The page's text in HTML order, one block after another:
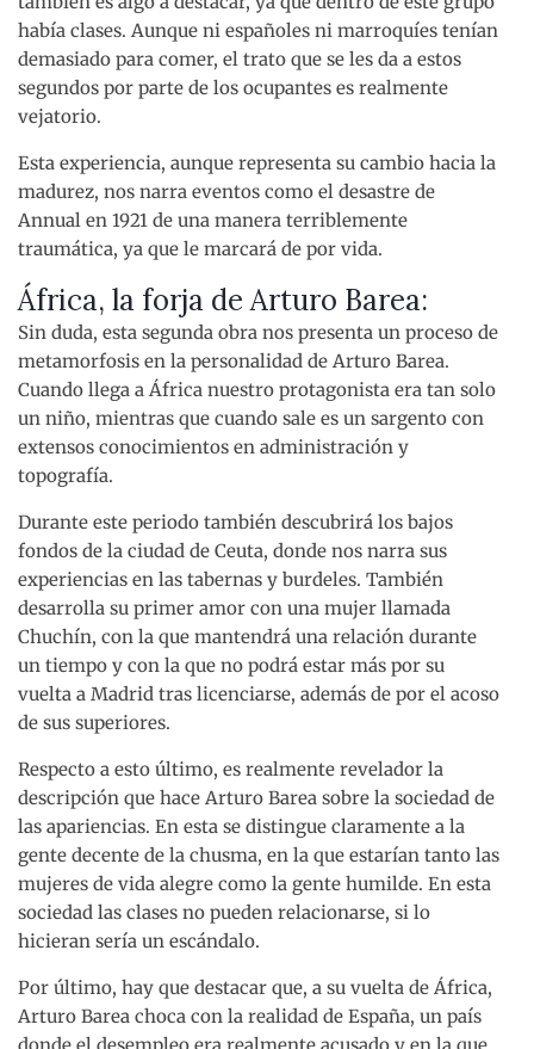
había clases. Aunque ni españoles ni marroquíes tenían
demasiado para comer, el trato que se les da a estos
segundos por parte de los ocupantes es realmente
vejatorio.
Esta experiencia, aunque representa su cambio hacia la
madurez, nos narra eventos como el desastre de
Annual en 1921 de una manera terriblemente
traumática, ya que le marcará de por vida.
África, la forja de Arturo Barea:
Sin duda, esta segunda obra nos presenta un proceso de
metamorfosis en la personalidad de Arturo Barea.
Cuando llega a África nuestro protagonista era tan solo
un niño, mientras que cuando sale es un sargento con
extensos conocimientos en administración y
topografía.
Durante este periodo también descubrirá los bajos
fondos de la ciudad de Ceuta, donde nos narra sus
experiencias en las tabernas y burdeles. También
desarrolla su primer amor con una mujer llamada
Chuchín, con la que mantendrá una relación durante
un tiempo y con la que no podrá estar más por su
vuelta a Madrid tras licenciarse, además de por el acoso
de sus superiores.
Respecto a esto último, es realmente revelador la
descripción que hace Arturo Barea sobre la sociedad de
las apariencias. En esta se distingue claramente a la
gente decente de la chusma, en la que estarían tanto las
mujeres de vida alegre como la gente humilde. En esta
sociedad las clases no pueden relacionarse, si lo
hicieran sería un escándalo.
Por último, hay que destacar que, a su vuelta de África,
Arturo Barea choca con la realidad de España, un país